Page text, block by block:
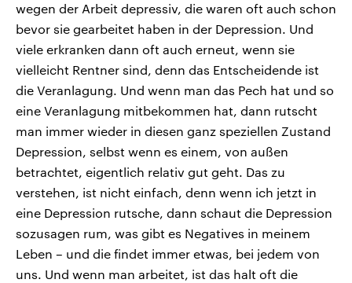
wegen der Arbeit depressiv, die waren oft auch schon
bevor sie gearbeitet haben in der Depression. Und
viele erkranken dann oft auch erneut, wenn sie
vielleicht Rentner sind, denn das Entscheidende ist
die Veranlagung. Und wenn man das Pech hat und so
eine Veranlagung mitbekommen hat, dann rutscht
man immer wieder in diesen ganz speziellen Zustand
Depression, selbst wenn es einem, von außen
betrachtet, eigentlich relativ gut geht. Das zu
verstehen, ist nicht einfach, denn wenn ich jetzt in
eine Depression rutsche, dann schaut die Depression
sozusagen rum, was gibt es Negatives in meinem
Leben – und die findet immer etwas, bei jedem von
uns. Und wenn man arbeitet, ist das halt oft die